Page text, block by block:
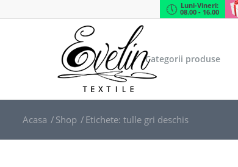
Luni-Vineri:
08.00 - 16.00
Categorii produse
Acasa / Shop / Etichete: tulle gri deschis